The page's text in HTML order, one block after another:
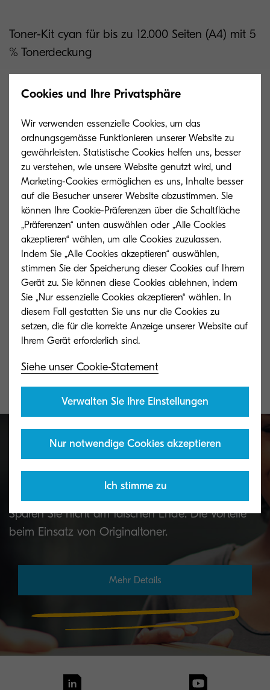
Toner-Kit cyan für bis zu 12.000 Seiten (A4) mit 5
% Tonerdeckung
Related products
TASKalfa 358ci
Hervorragende Leistung mit einer grossen
TK-5205K
Kyocera Originaltoner
Sparen Sie nicht am falschen Ende: Die Vorteile
beim Einsatz von Originaltoner.
Mehr Details
Cookies und Ihre Privatsphäre
Wir verwenden essenzielle Cookies, um das
ordnungsgemässe Funktionieren unserer Website zu
gewährleisten. Statistische Cookies helfen uns, besser
zu verstehen, wie unsere Website genutzt wird, und
Marketing-Cookies ermöglichen es uns, Inhalte besser
auf die Besucher unserer Website abzustimmen. Sie
können Ihre Cookie-Präferenzen über die Schaltfläche
„Präferenzen“ unten auswählen oder „Alle Cookies
akzeptieren“ wählen, um alle Cookies zuzulassen.
Indem Sie „Alle Cookies akzeptieren“ auswählen,
stimmen Sie der Speicherung dieser Cookies auf Ihrem
Gerät zu. Sie können diese Cookies ablehnen, indem
Sie „Nur essenzielle Cookies akzeptieren“ wählen. In
diesem Fall gestatten Sie uns nur die Cookies zu
setzen, die für die korrekte Anzeige unserer Website auf
Siehe unser Cookie-Statement
Verwalten Sie Ihre Einstellungen
Nur notwendige Cookies akzeptieren
Ich stimme zu